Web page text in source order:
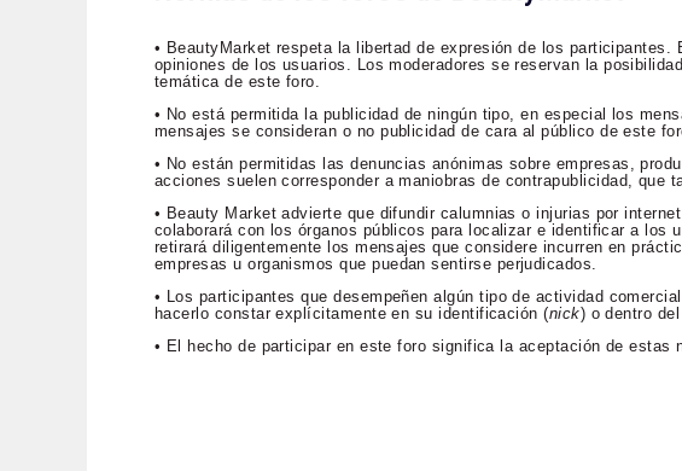
• BeautyMarket respeta la libertad de expresión de los
opiniones de los usuarios. Los moderadores se reservan la
temática de este foro.
• No está permitida la publicidad de ningún tipo, en especial los
mensajes se consideran o no publicidad de cara al público de este
• No están permitidas las denuncias anónimas sobre empresas,
acciones suelen corresponder a maniobras de contrapublicidad, que
• Beauty Market advierte que difundir calumnias o injurias por
colaborará con los órganos públicos para localizar e identificar a
retirará diligentemente los mensajes que considere incurren en
empresas u organismos que puedan sentirse perjudicados.
• Los participantes que desempeñen algún tipo de actividad
hacerlo constar explícitamente en su identificación (nick) o dentro
• El hecho de participar en este foro significa la aceptación de estas